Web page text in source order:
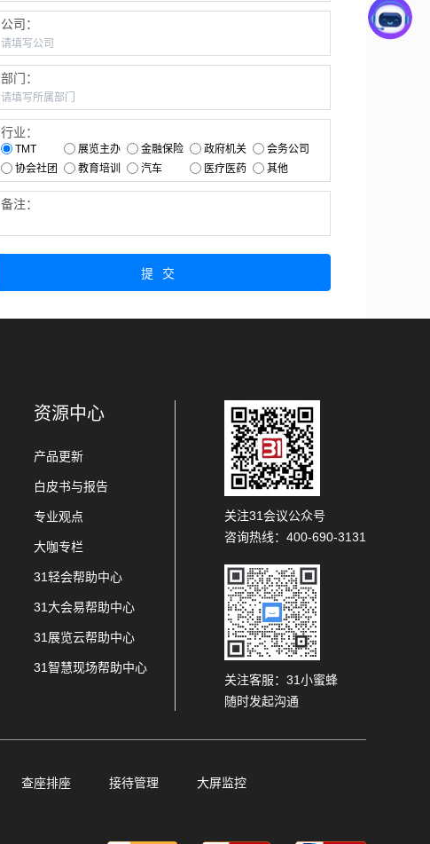
公司：
部门：
行业：
TMT 展览主办 金融保险 政府机关
会务公司
协会社团
教育培训 汽车 医疗医药 其他
备注：
提交
资源中心
产品更新
白皮书与报告
专业观点
大咖专栏
31轻会帮助中心
31大会易帮助中心
31展览云帮助中心
31智慧现场帮助中心
关注31会议公众号
咨询热线：400-690-3131
关注客服：31小蜜蜂
随时发起沟通
查座排座 接待管理 大屏监控